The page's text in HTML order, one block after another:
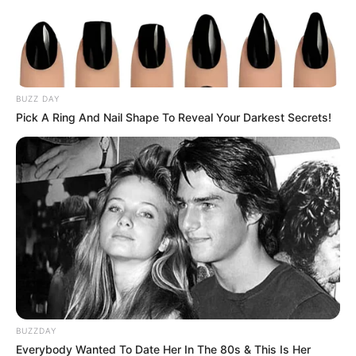
Régulier et souvent dans le coup,
il est capable de se glisser en fin de combinaison.
Avec un parcours sur mesure, il peut pimenter les
rapports.
Conclusion de l’analyse pour le
BUZZ DAY
Pick A Ring And Nail Shape To Reveal Your Darkest Secrets!
BUZZDAY
Everybody Wanted To Date Her In The 80s & This Is Her